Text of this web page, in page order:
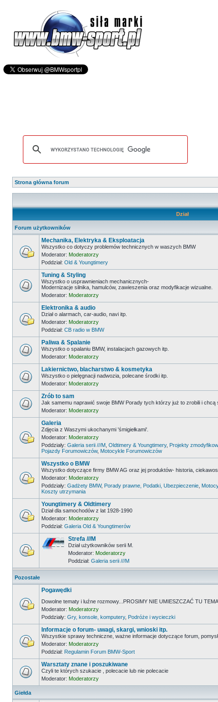
Strona główna forum
Dział
Forum użytkowników
Mechanika, Elektryka & Eksploatacja
Wszystko co dotyczy problemów technicznych w waszych BMW
Moderator: Moderatorzy
Poddział: Old & Youngtimery
Tuning & Styling
Wszystko o usprawnieniach mechanicznych-
Modernizacje silnika, hamulców, zawieszenia oraz modyfikacje wizualne.
Moderator: Moderatorzy
Elektronika & audio
Dział o alarmach, car-audio, navi itp.
Moderator: Moderatorzy
Poddział: CB radio w BMW
Paliwa & Spalanie
Wszystko o spalaniu BMW, instalacjach gazowych itp.
Moderator: Moderatorzy
Lakiernictwo, blacharstwo & kosmetyka
Wszystko o pielęgnacji nadwozia, polecane środki itp.
Moderator: Moderatorzy
Zrób to sam
Jak samemu naprawić swoje BMW Porady tych którzy już to zrobili i
Moderator: Moderatorzy
Galeria
Zdjęcia z Waszymi ukochanymi 'śmigiełkami'.
Moderator: Moderatorzy
Poddziały: Galeria serii ///M Oldtimery & Youngtimery, Projekty
Pojazdy Forumowiczów, Motocykle Forumowiczów
Wszystko o BMW
Wszystko dotyczące firmy BMW AG oraz jej produktów- historia,
Moderator: Moderatorzy
Poddziały: Gadżety BMW, Porady prawne, Podatki, Ubezpieczenie
Koszty utrzymania
Youngtimery & Oldtimery
Dział dla samochodów z lat 1928-1990
Moderator: Moderatorzy
Poddział: Galeria Old & Youngtimerów
Strefa ///M
Dział użytkowników serii M.
Moderator: Moderatorzy
Poddział: Galeria serii ///M
Pozostałe
Pogawędki
Dowolne tematy i luźne rozmowy...PROSIMY NIE UMIESZCZAĆ TU
Moderator: Moderatorzy
Poddziały: Gry, konsole, komputery, Podróże i wycieczki
Informacje o forum- uwagi, skargi, wnioski itp.
Wszystkie sprawy techniczne, ważne informacje dotyczące forum,
Moderator: Moderatorzy
Poddział: Regulamin Forum BMW-Sport
Warsztaty znane i poszukiwane
Czyli te których szukacie , polecacie lub nie polecacie
Moderator: Moderatorzy
Giełda